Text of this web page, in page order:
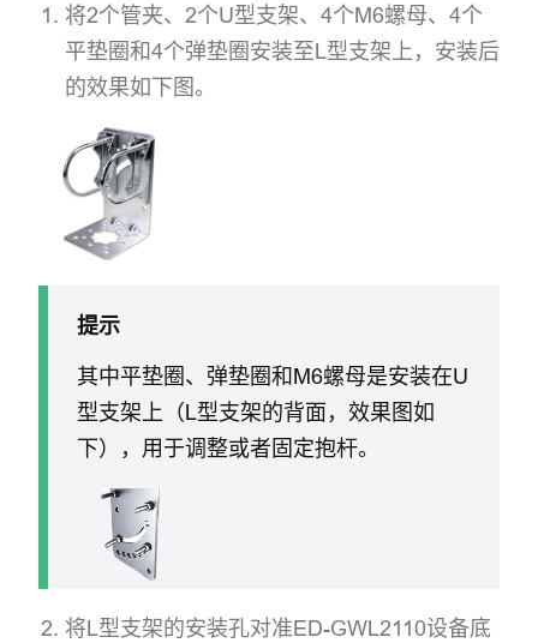
将2个管夹、2个U型支架、4个M6螺母、4个
平垫圈和4个弹垫圈安装至L型支架上，安装后
的效果如下图。
提示
其中平垫圈、弹垫圈和M6螺母是安装在U
型支架上（L型支架的背面，效果图如
下），用于调整或者固定抱杆。
将L型支架的安装孔对准ED-GWL2110设备底